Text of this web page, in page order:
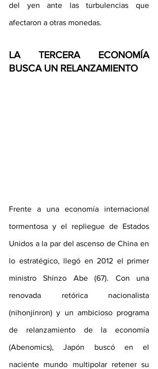
del yen ante las turbulencias que
afectaron a otras monedas.
LA TERCERA ECONOMÍA
BUSCA UN RELANZAMIENTO
Frente a una economía internacional
tormentosa y el repliegue de Estados
Unidos a la par del ascenso de China en
lo estratégico, llegó en 2012 el primer
ministro Shinzo Abe (67). Con una
renovada retórica nacionalista
(nihonjinron) y un ambicioso programa
de relanzamiento de la economía
(Abenomics), Japón buscó en el
naciente mundo multipolar retener su